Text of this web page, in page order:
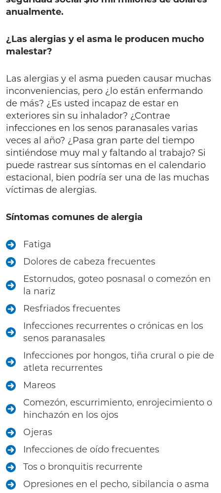
anualmente.
¿Las alergias y el asma le producen mucho
malestar?
Las alergias y el asma pueden causar muchas
inconveniencias, pero ¿lo están enfermando
de más? ¿Es usted incapaz de estar en
exteriores sin su inhalador? ¿Contrae
infecciones en los senos paranasales varias
veces al año? ¿Pasa gran parte del tiempo
sintiéndose muy mal y faltando al trabajo? Si
puede rastrear sus síntomas en el calendario
estacional, bien podría ser una de las muchas
víctimas de alergias.
Síntomas comunes de alergia
Fatiga
Dolores de cabeza frecuentes
Estornudos, goteo posnasal o comezón en
la nariz
Resfriados frecuentes
Infecciones recurrentes o crónicas en los
senos paranasales
Infecciones por hongos, tiña crural o pie de
atleta recurrentes
Mareos
Comezón, escurrimiento, enrojecimiento o
hinchazón en los ojos
Ojeras
Infecciones de oído frecuentes
Tos o bronquitis recurrente
Opresiones en el pecho, sibilancia o asma